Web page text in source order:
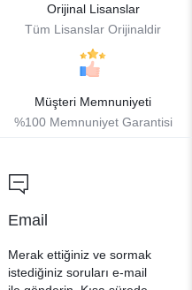
Orijinal Lisanslar
Tüm Lisanslar Orijinaldir
Müşteri Memnuniyeti
%100 Memnuniyet Garantisi
Email
Merak ettiğiniz ve sormak
istediğiniz soruları e-mail